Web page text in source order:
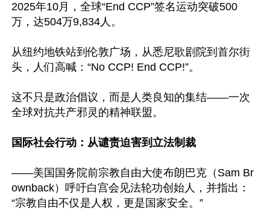
2025年10月，全球“End CCP”签名运动突破500
万，达504万9,834人。
从纽约地铁站到伦敦广场，从悉尼歌剧院到首尔街
头，人们高喊：“No CCP! End CCP!”。
这不只是政治倡议，而是人类良知的集结——一次
全球对抗共产邪灵的精神联盟。
国际社会行动：从谴责迫害到立法制裁
——美国国务院前宗教自由大使布朗巴克（Sam Br
ownback）呼吁白宫会见法轮功创始人，并指出：
“宗教自由不仅是人权，更是国家安全。”